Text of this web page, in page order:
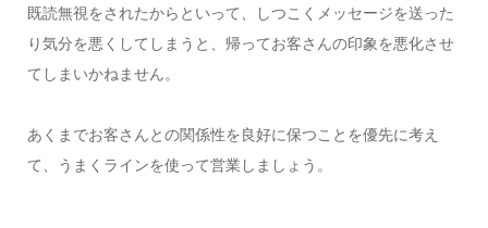
既読無視をされたからといって、しつこくメッセージを送った
り気分を悪くしてしまうと、帰ってお客さんの印象を悪化させ
てしまいかねません。
あくまでお客さんとの関係性を良好に保つことを優先に考え
て、うまくラインを使って営業しましょう。